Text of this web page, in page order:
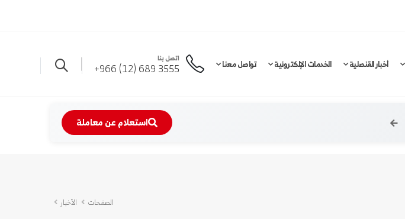
أخبار القنصلية الخدمات الإلكترونية تواصل معنا اتصل بنا
3555 689 (12) 966+
استعلام عن معاملة
الصفحات الأخبار